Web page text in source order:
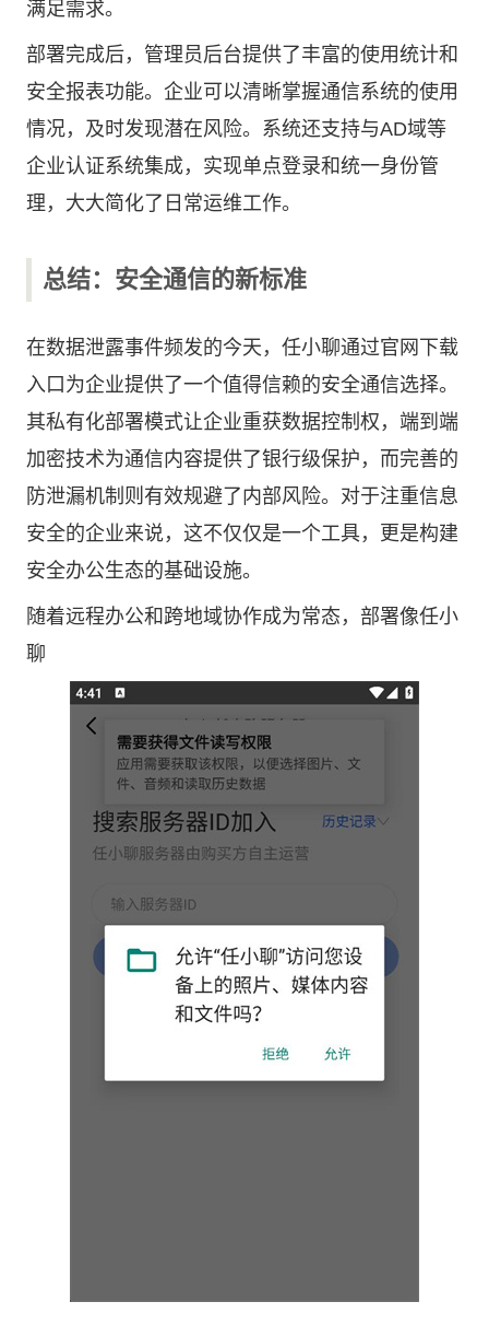
满足需求。
部署完成后，管理员后台提供了丰富的使用统计和
安全报表功能。企业可以清晰掌握通信系统的使用
情况，及时发现潜在风险。系统还支持与AD域等
企业认证系统集成，实现单点登录和统一身份管
理，大大简化了日常运维工作。
总结：安全通信的新标准
在数据泄露事件频发的今天，任小聊通过官网下载
入口为企业提供了一个值得信赖的安全通信选择。
其私有化部署模式让企业重获数据控制权，端到端
加密技术为通信内容提供了银行级保护，而完善的
防泄漏机制则有效规避了内部风险。对于注重信息
安全的企业来说，这不仅仅是一个工具，更是构建
安全办公生态的基础设施。
随着远程办公和跨地域协作成为常态，部署像任小
聊